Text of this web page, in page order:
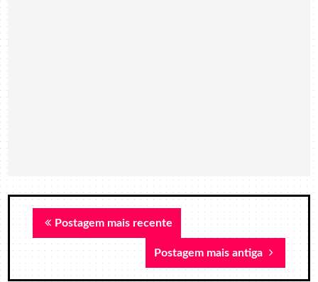
Postagem mais recente
Postagem mais antiga